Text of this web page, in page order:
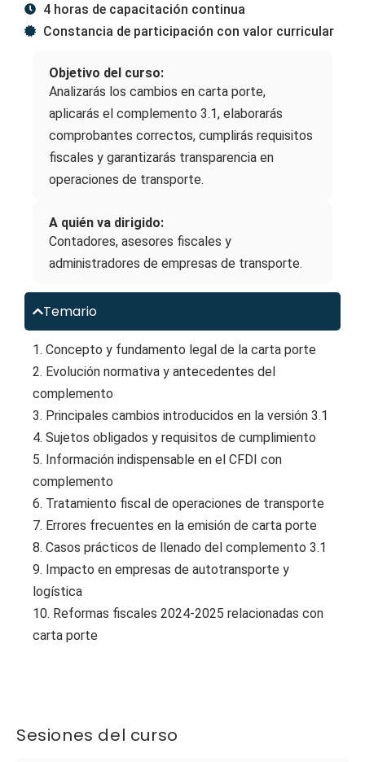
4 horas de capacitación continua
Constancia de participación con valor curricular
Objetivo del curso:
Analizarás los cambios en carta porte,
aplicarás el complemento 3.1, elaborarás
comprobantes correctos, cumplirás requisitos
fiscales y garantizarás transparencia en
operaciones de transporte.
A quién va dirigido:
Contadores, asesores fiscales y
administradores de empresas de transporte.
Temario
1. Concepto y fundamento legal de la carta porte
2. Evolución normativa y antecedentes del
complemento
3. Principales cambios introducidos en la versión 3.1
4. Sujetos obligados y requisitos de cumplimiento
5. Información indispensable en el CFDI con
complemento
6. Tratamiento fiscal de operaciones de transporte
7. Errores frecuentes en la emisión de carta porte
8. Casos prácticos de llenado del complemento 3.1
9. Impacto en empresas de autotransporte y
logística
10. Reformas fiscales 2024-2025 relacionadas con
carta porte
Sesiones del curso